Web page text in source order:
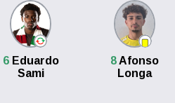
6Eduardo
Sami
8Afonso
Longa